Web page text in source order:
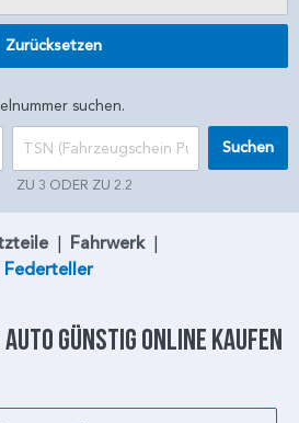
Zurücksetzen
suchen.
ZU 3 ODER ZU 2.2
Suchen
| Fahrwerk |
Federteller
günstig online kaufen